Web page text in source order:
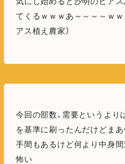
てくるｗｗｗあ～～～～ｗｗ
アス植え農家）
今回の部数、需要というより
を基準に刷ったんだけどまあ
手間もあるけど何より中身
怖い